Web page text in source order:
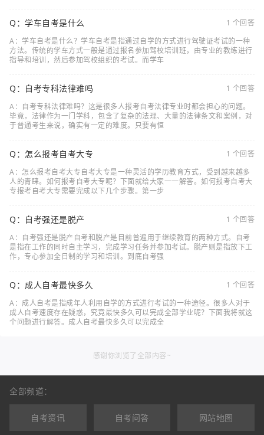
Q：学车自考是什么
1 个回答
A：学车自考是什么？学车自考是指通过自学的方式进行驾驶证考试的一种
方法。传统的学车方式一般是通过报名参加驾校培训班，由专业的教练进行
指导和培训，然后参加驾校组织的考试。而学车
Q：自考专科法律难吗
1 个回答
A：自考专科法律难吗？这是很多人报考自考法律专业时都会担心的问题。
毕竟，法律作为一门学科，包含了复杂的法理、大量的法律条文和案例，对
于普通考生来说，确实有一定的难度。只要有恒
Q：怎么报考自考大专
1 个回答
A：怎么报考自考大专自考大专是一种灵活的学历教育方式，受到越来越多
人的青睐。如何报考自考大专呢？下面就给大家一一解答。如何报考自考大
专报考自考大专需要完成以下几个步骤。第一步
Q：自考强还是脱产
1 个回答
A：自考强还是脱产自考和脱产是目前普遍用于继续教育的两种方式。自考
是指在工作的同时自主学习，完成学习任务并参加考试。脱产则是指放下工
作，专心参加全日制的学习和培训。到底自考强
Q：成人自考最快多久
1 个回答
A：成人自考是指成年人利用自学的方式进行考试的一种途径。很多人对于
成人自考速度存在疑惑，究竟最快多久可以完成全部学业呢？下面我将就这
个问题进行解答。成人自考最快多久可以完成全
感谢你浏览了全部内容~
全部频道：
自考资讯 自考问答 网站地图